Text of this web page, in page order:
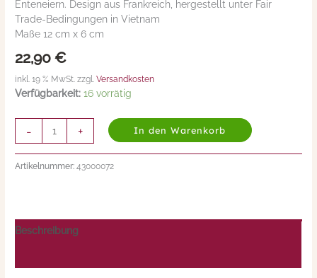
Enteneiern. Design aus Frankreich, hergestellt unter Fair
Trade-Bedingungen in Vietnam
Maße 12 cm x 6 cm
22,90€
inkl. 19 % MwSt. zzgl.Versandkosten
Verfügbarkeit: 16 vorrätig
-
Eierschalen
(fair
authentisch)
Menge
+ In den Warenkorb
Artikelnummer:43000072
Beschreibung